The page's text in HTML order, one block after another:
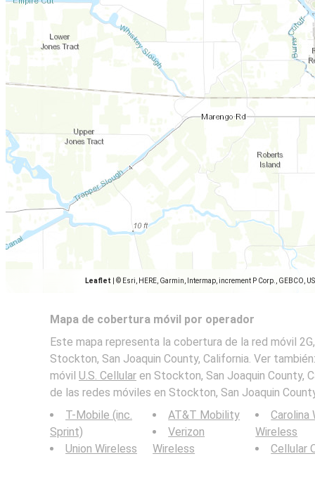
Leaflet © Esri, HERE, Garmin, Intermap, increment P Corp., GEBCO,
Mapa de cobertura móvil por operador
Este mapa representa la cobertura de la red móvil 2G,
Stockton, San Joaquin County, California. Ver
móvil U.S. Cellular en Stockton, San Joaquin County,
de las redes móviles en Stockton, San Joaquin
T-Mobile (inc.
Sprint)
Union Wireless
AT&T Mobility
Verizon
Wireless
Carolina
Wireless
Cellular